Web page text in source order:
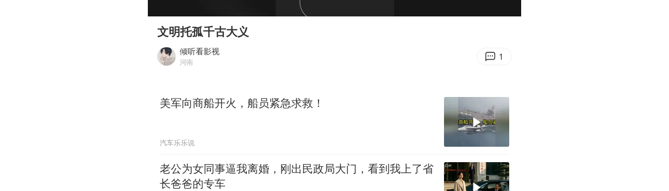
80后女柜员逆袭成4200亿银行副行长
27岁女子成组织卖淫集团主犯被通缉
24小时不关空调 电费会更低吗
文明托孤千古大义
倾听看影视
河南 1
美军向商船开火，船员紧急求救！
汽车乐乐说
老公为女同事逼我离婚，刚出民政局大门，看到我上了省
长爸爸的专车